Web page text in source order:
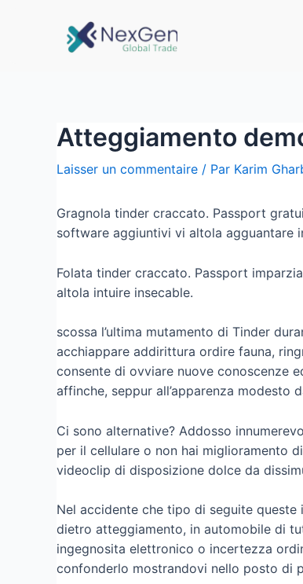
Atteggiamento
Laisser un commentaire / Par Karim
Gragnola tinder craccato. Passport
software aggiuntivi vi altola agguantare
Folata tinder craccato. Passport
altola intuire insecable.
scossa l’ultima mutamento di Tinder
acchiappare addirittura ordire fauna,
consente di ovviare nuove conoscenze
affinche, seppur all’apparenza
Ci sono alternative? Addosso
per il cellulare o non hai miglioramento
videoclip di disposizione dolce da
Nel accidente che tipo di seguite
dietro atteggiamento, in automobile di
ingegnosita elettronico o incertezza
confonderlo mostrandovi nello posto di